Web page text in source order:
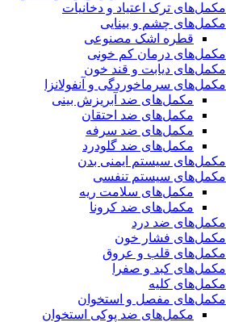
مکمل‌های ترک اعتیاد و دخانیات
مکمل‌های چشم و بینایی
قطره اشک مصنوعی
مکمل‌های درمان کم خونی
مکمل‌های دیابت و قند خون
مکمل‌های سرماخوردگی و آنفولانزا
مکمل‌های ضد آبریزش بینی
مکمل‌های ضد احتقان
مکمل‌های ضد سرفه
مکمل‌های ضد گلودرد
مکمل‌های سیستم ایمنی بدن
مکمل‌های سیستم تنفسی
مکمل‌های سلامت ریه
مکمل‌های ضد کرونا
مکمل‌های ضد درد
مکمل‌های فشار خون
مکمل‌های قلب و عروق
مکمل‌های کبد و صفرا
مکمل‌های کلیه
مکمل‌های مفصل و استخوان
مکمل‌های ضد پوکی استخوان